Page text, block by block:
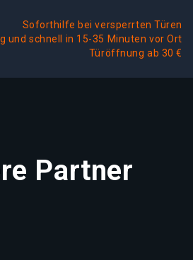
Soforthilfe bei versperrten Türen
und schnell in 15-35 Minuten vor Ort
Türöffnung ab 30 €
Partner